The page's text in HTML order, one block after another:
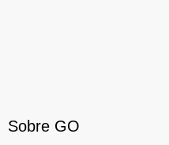
Sobre GO